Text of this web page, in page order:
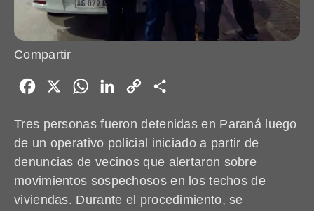
Compartir
Facebook WhatsAppLinkedIn
Copy
Tres personas fueron detenidas en Paraná luego
de un operativo policial iniciado a partir de
denuncias de vecinos que alertaron sobre
movimientos sospechosos en los techos de
viviendas. Durante el procedimiento, se